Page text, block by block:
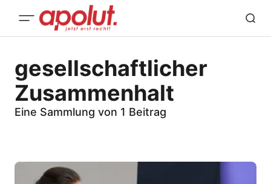
gesellschaftlicher
Zusammenhalt
Eine Sammlung von 1 Beitrag